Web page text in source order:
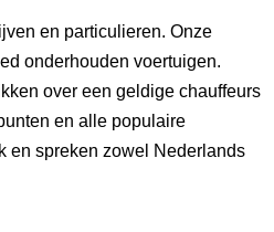
en particulieren. Onze
onderhouden voertuigen.
over een geldige chauffeurs
en alle populaire
en spreken zowel Nederlands